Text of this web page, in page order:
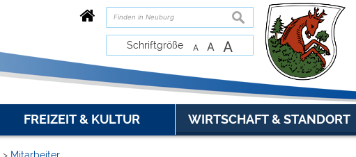
suchen
Schriftgröße A A A
FREIZEIT & KULTUR WIRTSCHAFT & STANDORT
> Mitarbeiter